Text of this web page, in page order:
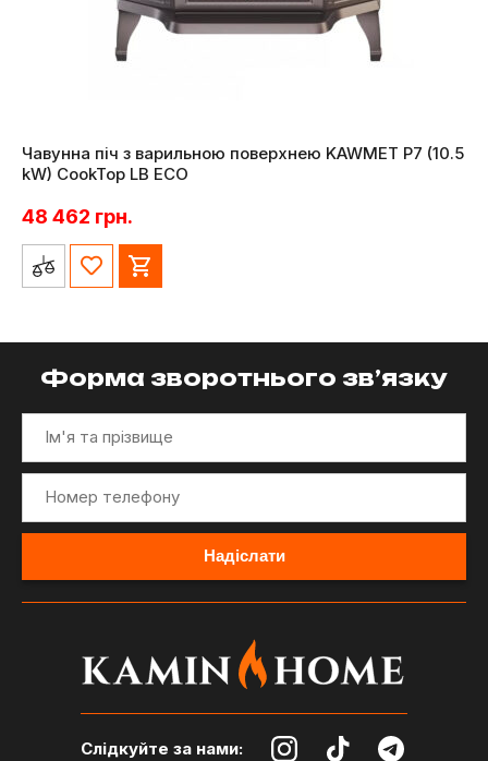
Чавунна піч з варильною поверхнею KAWMET P7 (10.5
kW) CookTop LB ECO
48 462 грн.
Форма зворотнього зв’язку
Слідкуйте за нами: